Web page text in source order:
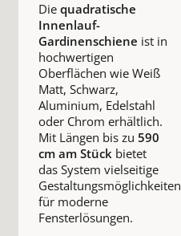
Die quadratische
Innenlauf-
Gardinenschiene ist in
hochwertigen
Oberflächen wie Weiß
Matt, Schwarz,
Aluminium, Edelstahl
oder Chrom erhältlich.
Mit Längen bis zu 590
cm am Stückbietet
das System vielseitige
Gestaltungsmöglichkeiten
für moderne
Fensterlösungen.